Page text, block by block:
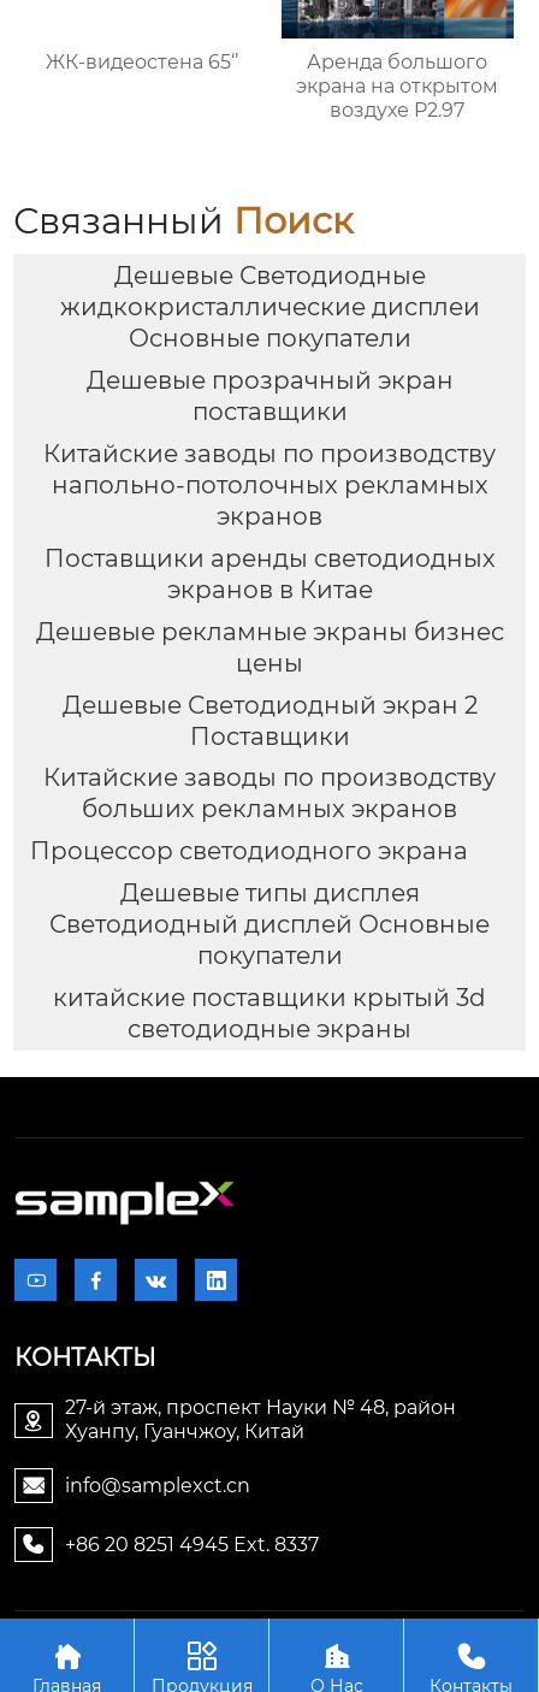
ЖК-видеостена 65‘’
Аренда большого
экрана на открытом
воздухе P2.97
Связанный Поиск
Дешевые Светодиодные
жидкокристаллические дисплеи
Основные покупатели
Дешевые прозрачный экран
поставщики
Китайские заводы по производству
напольно-потолочных рекламных
экранов
Поставщики аренды светодиодных
экранов в Китае
Дешевые рекламные экраны бизнес
цены
Дешевые Светодиодный экран 2
Поставщики
Китайские заводы по производству
больших рекламных экранов
Процессор светодиодного экрана
Дешевые типы дисплея
Светодиодный дисплей Основные
покупатели
китайские поставщики крытый 3d
светодиодные экраны
   
КОНТАКТЫ

27-й этаж, проспект Науки № 48, район
Хуанпу, Гуанчжоу, Китай
 info@samplexct.cn
 +86 20 8251 4945 Ext. 8337
Авторское право©2006-2025Гуанчжоу Samplex
Электронные технологии Лтд.

Главная

Продукция

О Нас

Контакты